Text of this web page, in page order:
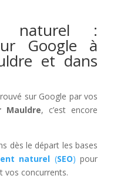
naturel :
Google à
et dans
sur Google par vos
Mauldre, c’est encore
dès le départ les bases
naturel (SEO) pour
vos concurrents.